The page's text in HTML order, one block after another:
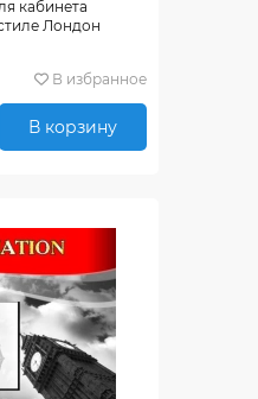
кабинета
Лондон
В избранное
В корзину